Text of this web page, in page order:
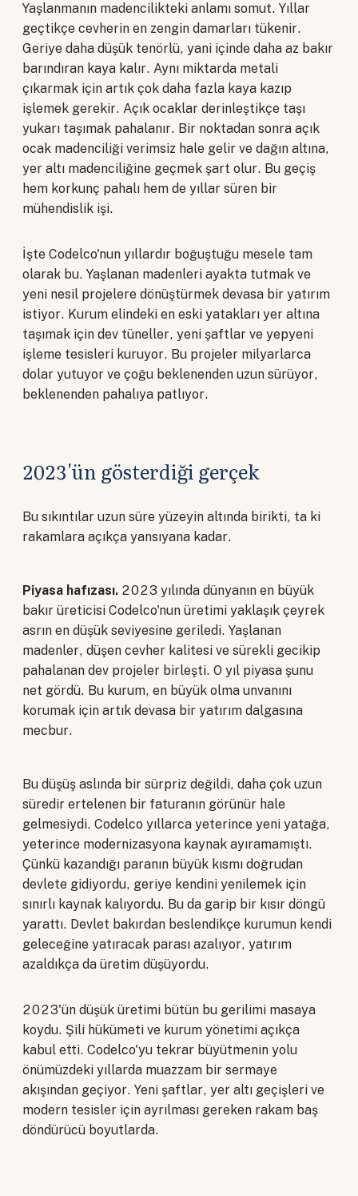
Yaşlanmanın madencilikteki anlamı somut. Yıllar
geçtikçe cevherin en zengin damarları tükenir.
Geriye daha düşük tenörlü, yani içinde daha az bakır
barındıran kaya kalır. Aynı miktarda metali
çıkarmak için artık çok daha fazla kaya kazıp
işlemek gerekir. Açık ocaklar derinleştikçe taşı
yukarı taşımak pahalanır. Bir noktadan sonra açık
ocak madenciliği verimsiz hale gelir ve dağın altına,
yer altı madenciliğine geçmek şart olur. Bu geçiş
hem korkunç pahalı hem de yıllar süren bir
mühendislik işi.
İşte Codelco'nun yıllardır boğuştuğu mesele tam
olarak bu. Yaşlanan madenleri ayakta tutmak ve
yeni nesil projelere dönüştürmek devasa bir yatırım
istiyor. Kurum elindeki en eski yatakları yer altına
taşımak için dev tüneller, yeni şaftlar ve yepyeni
işleme tesisleri kuruyor. Bu projeler milyarlarca
dolar yutuyor ve çoğu beklenenden uzun sürüyor,
beklenenden pahalıya patlıyor.
2023'ün gösterdiği gerçek
Bu sıkıntılar uzun süre yüzeyin altında birikti, ta ki
rakamlara açıkça yansıyana kadar.
Piyasa hafızası. 2023 yılında dünyanın en büyük
bakır üreticisi Codelco'nun üretimi yaklaşık çeyrek
asrın en düşük seviyesine geriledi. Yaşlanan
madenler, düşen cevher kalitesi ve sürekli gecikip
pahalanan dev projeler birleşti. O yıl piyasa şunu
net gördü. Bu kurum, en büyük olma unvanını
korumak için artık devasa bir yatırım dalgasına
mecbur.
Bu düşüş aslında bir sürpriz değildi, daha çok uzun
süredir ertelenen bir faturanın görünür hale
gelmesiydi. Codelco yıllarca yeterince yeni yatağa,
yeterince modernizasyona kaynak ayıramamıştı.
Çünkü kazandığı paranın büyük kısmı doğrudan
devlete gidiyordu, geriye kendini yenilemek için
sınırlı kaynak kalıyordu. Bu da garip bir kısır döngü
yarattı. Devlet bakırdan beslendikçe kurumun kendi
geleceğine yatıracak parası azalıyor, yatırım
azaldıkça da üretim düşüyordu.
2023'ün düşük üretimi bütün bu gerilimi masaya
koydu. Şili hükümeti ve kurum yönetimi açıkça
kabul etti. Codelco'yu tekrar büyütmenin yolu
önümüzdeki yıllarda muazzam bir sermaye
akışından geçiyor. Yeni şaftlar, yer altı geçişleri ve
modern tesisler için ayrılması gereken rakam baş
döndürücü boyutlarda.